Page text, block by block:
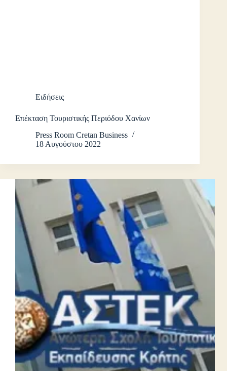
Ειδήσεις
Επέκταση Τουριστικής Περιόδου Χανίων
Press Room Cretan Business
18 Αυγούστου 2022